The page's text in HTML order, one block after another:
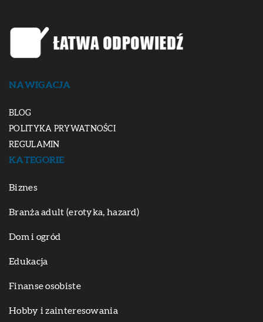
NAWIGACJA
BLOG
POLITYKA PRYWATNOŚCI
REGULAMIN
KATEGORIE
Biznes
Branża adult (erotyka, hazard)
Dom i ogród
Edukacja
Finanse osobiste
Hobby i zainteresowania